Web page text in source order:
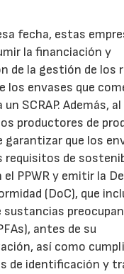
fecha, estas
la financiación y
de la gestión de los
los envases que
SCRAP. Además,
productores de
garantizar que los
requisitos de
el PPWR y emitir la
(DoC), que
sustancias
antes de su
así como
de identificación y